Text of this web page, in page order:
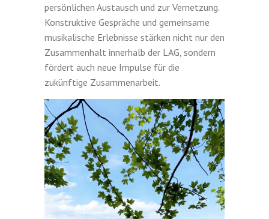
persönlichen Austausch und zur Vernetzung.
Konstruktive Gespräche und gemeinsame
musikalische Erlebnisse stärken nicht nur den
Zusammenhalt innerhalb der LAG, sondern
fördert auch neue Impulse für die
zukünftige Zusammenarbeit.